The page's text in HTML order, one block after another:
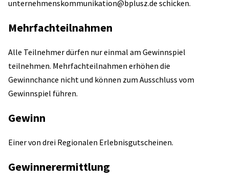
unternehmenskommunikation@bplusz.de schicken.
Mehrfachteilnahmen
Alle Teilnehmer dürfen nur einmal am Gewinnspiel
teilnehmen. Mehrfachteilnahmen erhöhen die
Gewinnchance nicht und können zum Ausschluss vom
Gewinnspiel führen.
Gewinn
Einer von drei Regionalen Erlebnisgutscheinen.
Gewinnerermittlung